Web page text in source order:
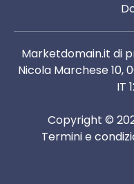
Marketdomain.it di
Nicola Marchese 10,
IT
Copyright ©
Termini e